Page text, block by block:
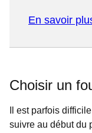
En savoir
Choisir un
Il est parfois
suivre au début du